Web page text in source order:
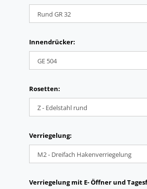
Innendrücker:
Rosetten:
Verriegelung:
Verriegelung mit E- Öffner und